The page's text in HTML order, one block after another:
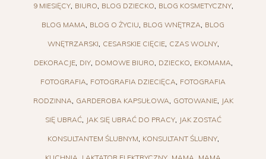
9 MIESIĘCY BIURO BLOG DZIECKO BLOG KOSMETYCZNY
BLOG MAMA BLOG O ŻYCIU BLOG WNĘTRZA BLOG
WNĘTRZARSKI CESARSKIE CIĘCIE CZAS WOLNY
DEKORACJE DIY DOMOWE BIURO DZIECKO EKOMAMA
FOTOGRAFIA FOTOGRAFIA DZIECIĘCA FOTOGRAFIA
RODZINNA GARDEROBA KAPSUŁOWA GOTOWANIE JAK
SIĘ UBRAĆ JAK SIĘ UBRAĆ DO PRACY JAK ZOSTAĆ
KONSULTANTEM ŚLUBNYM KONSULTANT ŚLUBNY